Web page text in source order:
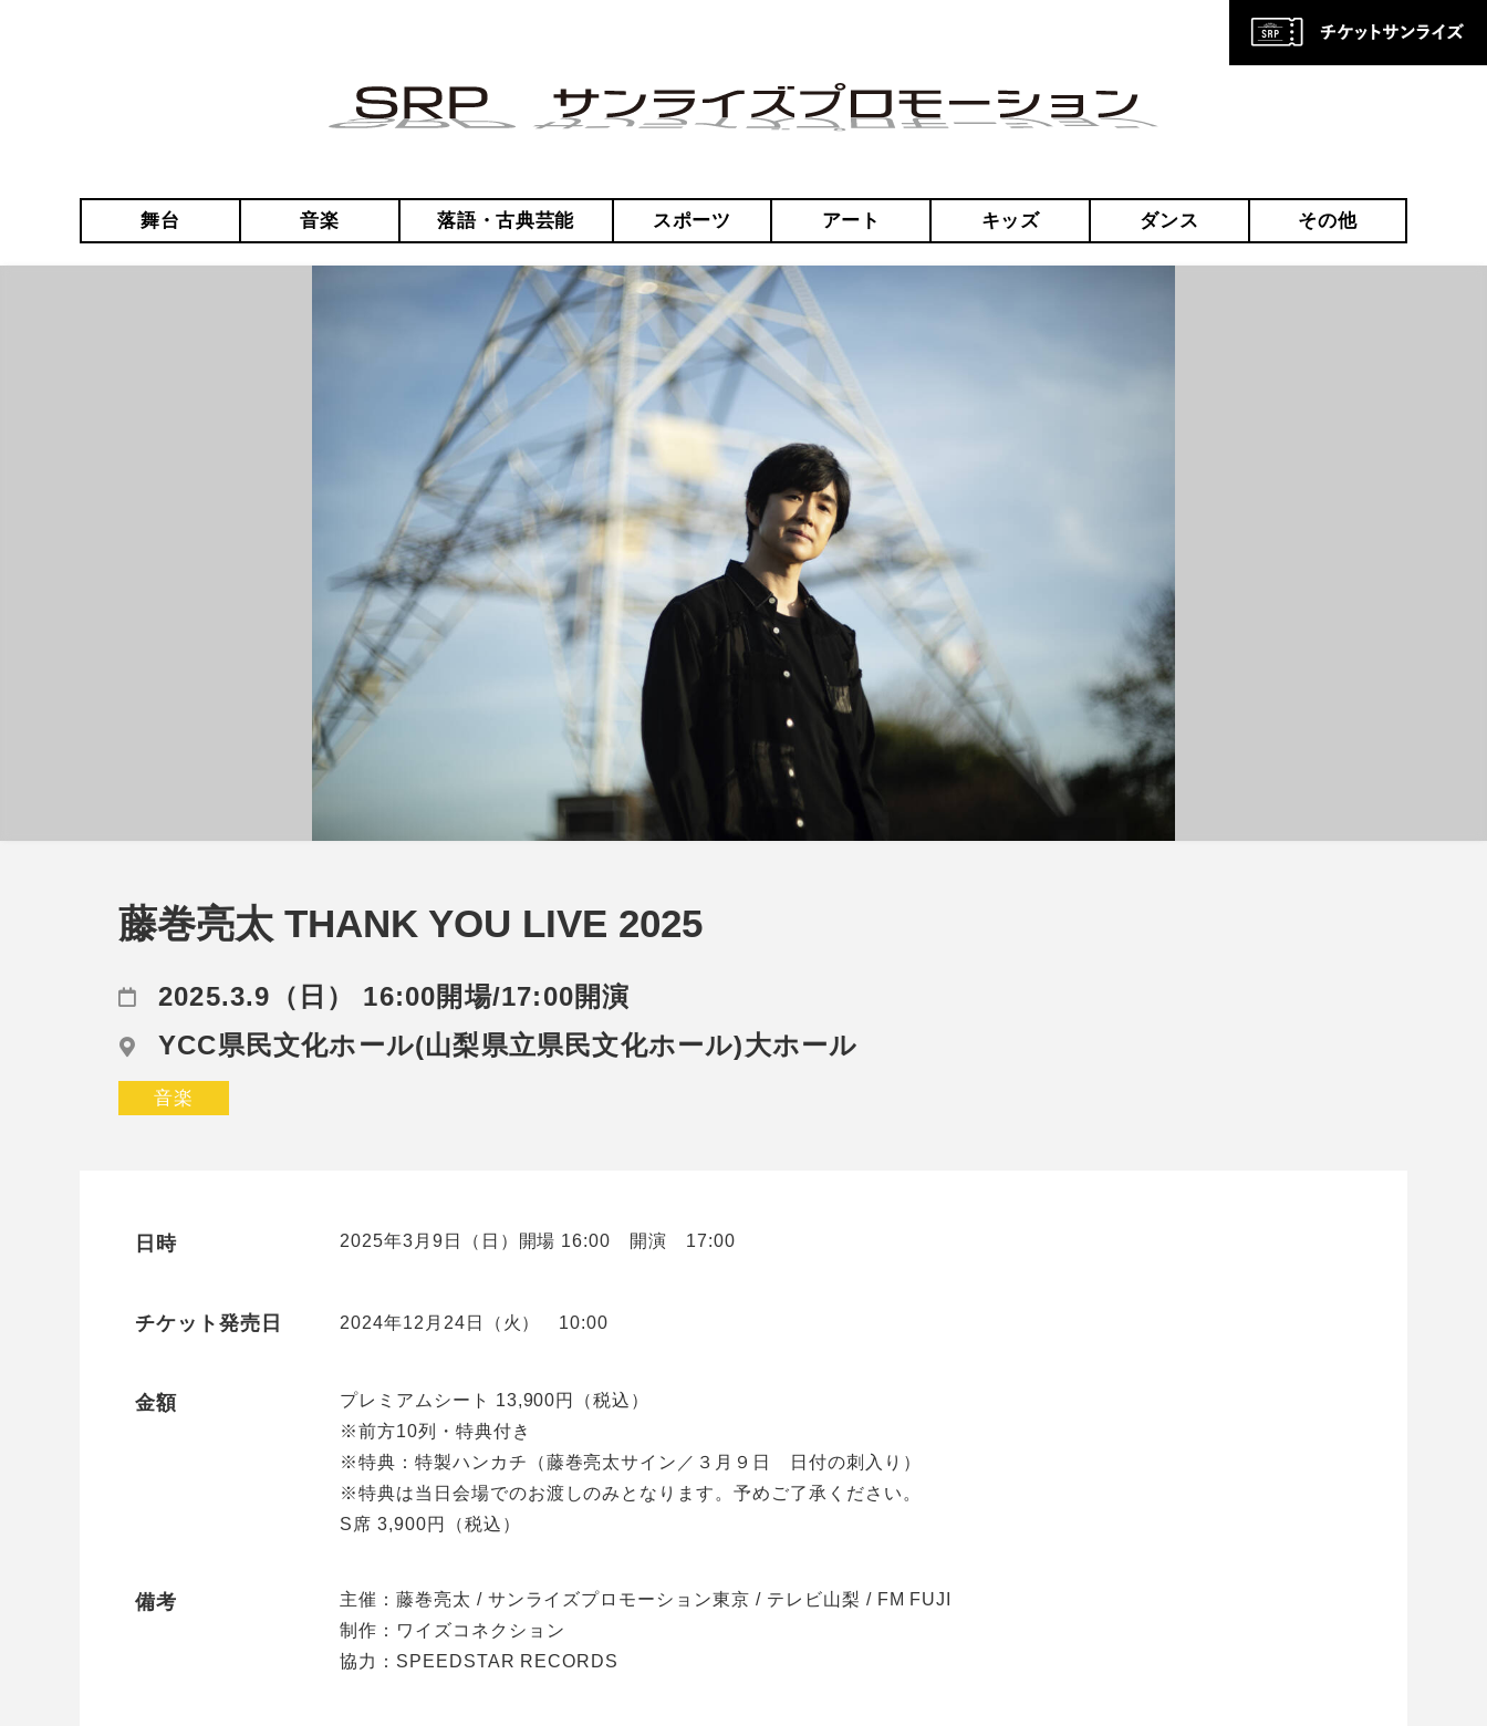
舞台 音楽 落語・古典芸能 スポーツ アート キッズ ダンス その他
藤巻亮太 THANK YOU LIVE 2025
2025.3.9（日） 16:00開場/17:00開演
YCC県民文化ホール(山梨県立県民文化ホール)大ホール
音楽
日時 2025年3月9日（日）開場 16:00 開演 17:00
チケット発売日 2024年12月24日（火） 10:00
金額
プレミアムシート 13,900円（税込）
※前方10列・特典付き
※特典：特製ハンカチ（藤巻亮太サイン／３月９日 日付の刺入り）
※特典は当日会場でのお渡しのみとなります。予めご了承ください。
S席 3,900円（税込）
備考
主催：藤巻亮太 / サンライズプロモーション東京 / テレビ山梨 / FM FUJI
制作：ワイズコネクション
協力：SPEEDSTAR RECORDS